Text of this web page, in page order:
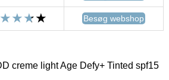
Besøg webshop
creme light Age Defy+ Tinted spf15